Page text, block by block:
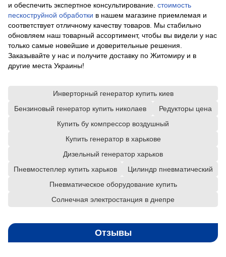
и обеспечить экспертное консультирование. стоимость
пескоструйной обработки в нашем магазине приемлемая и
соответствует отличному качеству товаров. Мы стабильно
обновляем наш товарный ассортимент, чтобы вы видели у нас
только самые новейшие и доверительные решения.
Заказывайте у нас и получите доставку по Житомиру и в
другие места Украины!
Инверторный генератор купить киев
Бензиновый генератор купить николаев
Редукторы цена
Купить бу компрессор воздушный
Купить генератор в харькове
Дизельный генератор харьков
Пневмостеплер купить харьков
Цилиндр пневматический
Пневматическое оборудование купить
Солнечная электростанция в днепре
Отзывы